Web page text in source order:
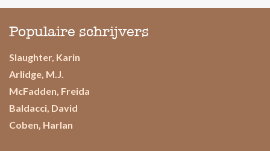
Populaire schrijvers
Slaughter, Karin
Arlidge, M.J.
McFadden, Freida
Baldacci, David
Coben, Harlan